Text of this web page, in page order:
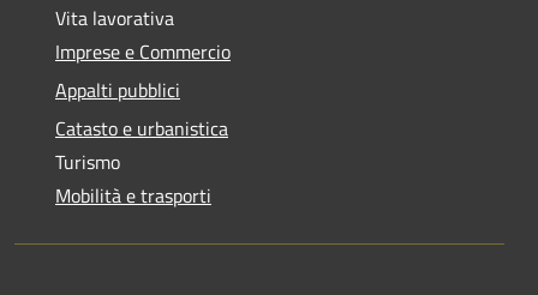
Vita lavorativa
Imprese e Commercio
Appalti pubblici
Catasto e urbanistica
Turismo
Mobilità e trasporti